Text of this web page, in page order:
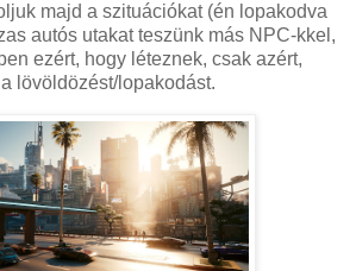
majd a szituációkat (én lopakodva
autós utakat teszünk más NPC-kkel,
ezért, hogy léteznek, csak azért,
lövöldözést/lopakodást.